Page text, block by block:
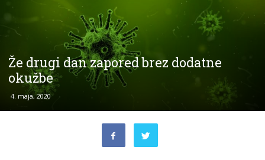
Že drugi dan zapored brez dodatne
okužbe
4. maja, 2020